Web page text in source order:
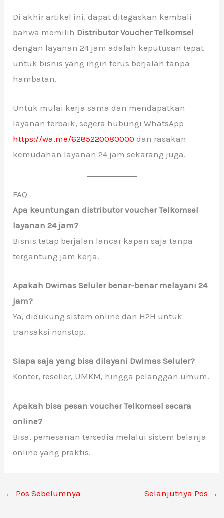
Di akhir artikel ini, dapat ditegaskan kembali
bahwa memilih Distributor Voucher Telkomsel
dengan layanan 24 jam adalah keputusan tepat
untuk bisnis yang ingin terus berjalan tanpa
hambatan.
Untuk mulai kerja sama dan mendapatkan
layanan terbaik, segera hubungi WhatsApp
https://wa.me/6285220080000 dan rasakan
kemudahan layanan 24 jam sekarang juga.
FAQ
Apa keuntungan distributor voucher Telkomsel
layanan 24 jam?
Bisnis tetap berjalan lancar kapan saja tanpa
tergantung jam kerja.
Apakah Dwimas Seluler benar-benar melayani 24
jam?
Ya, didukung sistem online dan H2H untuk
transaksi nonstop.
Siapa saja yang bisa dilayani Dwimas Seluler?
Konter, reseller, UMKM, hingga pelanggan umum.
Apakah bisa pesan voucher Telkomsel secara
online?
Bisa, pemesanan tersedia melalui sistem belanja
online yang praktis.
← Pos Sebelumnya Selanjutnya Pos →